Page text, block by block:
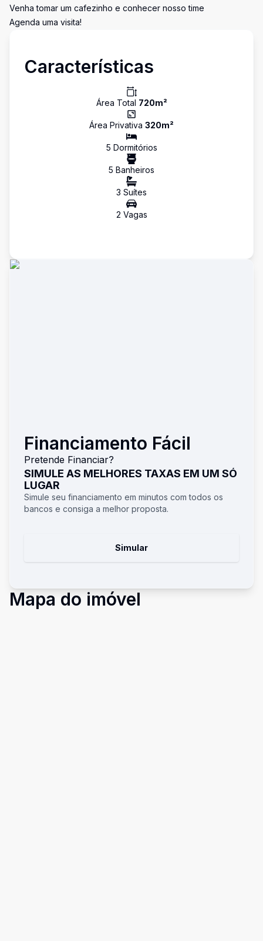
Venha tomar um cafezinho e conhecer nosso time
Agenda uma visita!
Características
Área Total 720m²
Área Privativa 320m²
5 Dormitórios
5 Banheiros
3 Suítes
2 Vagas
Financiamento Fácil
Pretende Financiar?
SIMULE AS MELHORES TAXAS EM UM SÓ
LUGAR
Simule seu financiamento em minutos com todos os
bancos e consiga a melhor proposta.
Simular
Mapa do imóvel